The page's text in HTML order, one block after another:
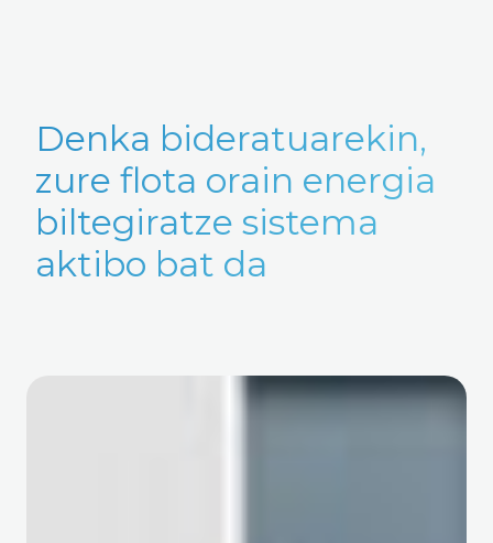
Denka bideratuarekin,
zure flota orain energia
biltegiratze sistema
aktibo bat da